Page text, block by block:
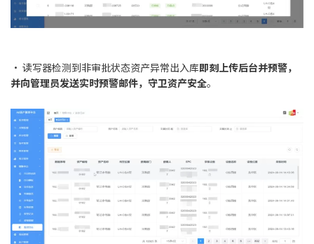
• 读写器检测到非审批状态资产异常出入库即刻上传后台并预警，
并向管理员发送实时预警邮件，守卫资产安全。